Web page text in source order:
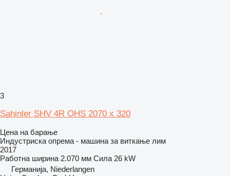
3
Sahinler SHV 4R OHS 2070 x 320
Цена на барање
Индустриска опрема - машина за виткање лим
2017
Работна ширина 2.070 мм Сила 26 kW
Германија, Niederlangen